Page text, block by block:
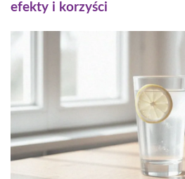
efekty i korzyści